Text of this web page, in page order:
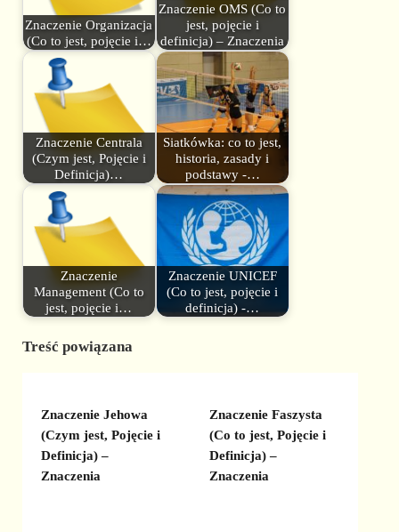
Znaczenie Organizacja
(Co to jest, pojęcie i…
Znaczenie OMS (Co to
jest, pojęcie i
definicja) – Znaczenia
Znaczenie Centrala
(Czym jest, Pojęcie i
Definicja)…
Siatkówka: co to jest,
historia, zasady i
podstawy -…
Znaczenie
Management (Co to
jest, pojęcie i…
Znaczenie UNICEF
(Co to jest, pojęcie i
definicja) -…
Treść powiązana
Znaczenie Jehowa
(Czym jest, Pojęcie i
Definicja) –
Znaczenia
Znaczenie Faszysta
(Co to jest, Pojęcie i
Definicja) –
Znaczenia